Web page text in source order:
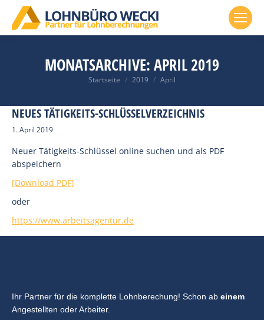
MONATSARCHIVE:APRIL 2019
Du bist hier:
Startseite 2019 April
NEUES TÄTIGKEITS-SCHLÜSSELVERZEICHNIS
1. April 2019
Neuer Tätigkeits-Schlüssel online suchen und als PDF
abspeichern
[Download PDF]
oder
https://www.arbeitsagentur.de
Ihr Partner für die komplette Lohnberechung! Schon ab einem
Angestellten oder Arbeiter.